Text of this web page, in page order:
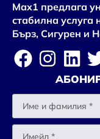
Max1 предлага
стабилна услуга
Бърз, Сигурен и